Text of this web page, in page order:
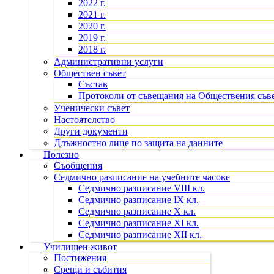
2022 г.
2021 г.
2020 г.
2019 г.
2018 г.
Административни услуги
Обществен съвет
Състав
Протоколи от съвещания на Обществения
Ученически съвет
Настоятелство
Други документи
Длъжностно лице по защита на данните
Полезно
Съобщения
Седмично разписание на учебните часове
Седмично разписание VIII кл.
Седмично разписание IX кл.
Седмично разписание X кл.
Седмично разписание XI кл.
Седмично разписание XII кл.
Училищен живот
Постижения
Срещи и събития